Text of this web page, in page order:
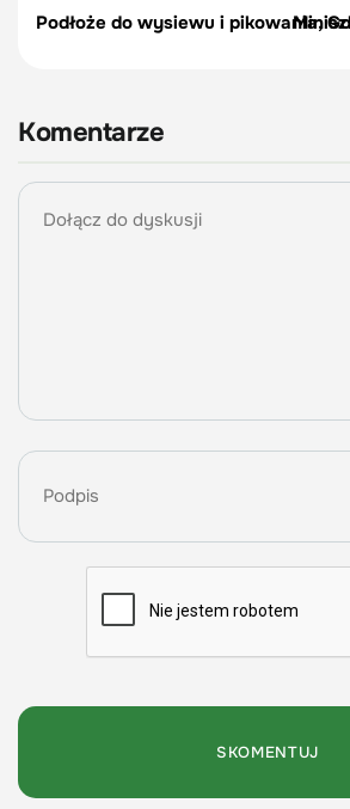
Podłoże do wysiewu i pikowania,
Komentarze